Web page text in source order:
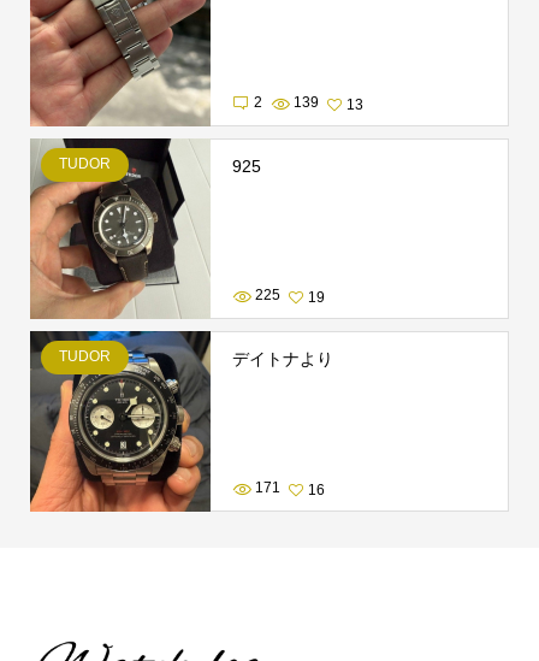
2 139 13
TUDOR 925
225 19
TUDOR デイトナより
171 16